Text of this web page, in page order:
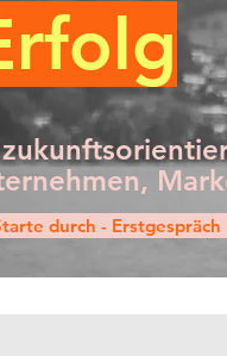
durch - Erstgespräch